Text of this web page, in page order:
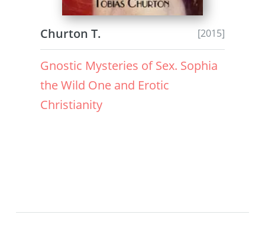
Churton T. [2015]
Gnostic Mysteries of Sex. Sophia
the Wild One and Erotic
Christianity